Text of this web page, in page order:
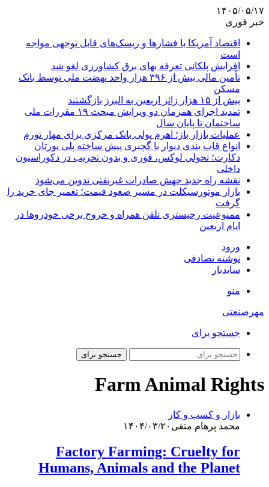
۱۴۰۵/۰۵/۱۷
خبر فوری
اقتصاد آمریکا با فشارها و ریسک‌های قابل توجهی مواجه
است
افزایش پلکانی تعرفه بهای برق کشاورزی لغو شد
تأمین مالی بیش از ۳۹۶ هزار واحد نهضت ملی توسط بانک
مسکن
بیش از ۱۵ هزار زائر اربعین به البرز بازگشتند
تمدید اجرای همزمان دو ویرایش مبحث ۱۹ مقررات ملی
ساختمان تا پایان سال
عملیات بازار باز؛ اهرم پولی بانک مرکزی برای مهار تورم
انواع قاب بندی دیوار با گچبری پیش ساخته پلی یورتان
دکارت؛ تحولی لوکس، فوری و بدون تخریب در دکوراسیون
داخلی
نقشه راه جدید جهش صادرات غیرنفتی تدوین می‌شود
بازار موتورسیکلت در مسیر صعود قیمت؛ تعمیر جای خرید را
گرفت
ممنوعیت رجیستری تلفن همراه و خروج برخی خودروها در
ایام اربعین
ورود
نوشته تصادفی
سایدبار
منو
مهرصنعتی
جستجو برای
جستجو برای
Farm Animal Rights
بازار و کسب و کار
محمد پرهام متقی ۱۴۰۴/۰۳/۲۰
Factory Farming: Cruelty for
Humans, Animals and the Planet